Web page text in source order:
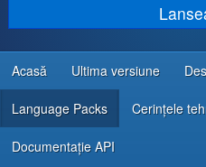
COMUNITATE & SUPORT
RESURSE DEZVOLTATORI
Acasă Ultima versiune
Language Packs Cerințele
Documentaţie API